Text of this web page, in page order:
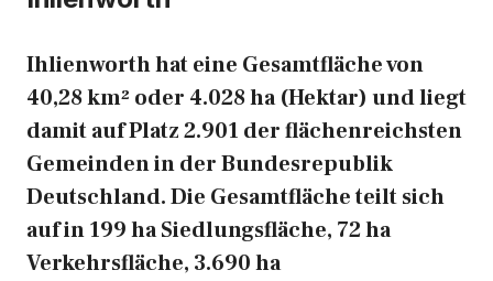
Ihlienworth hat eine Gesamtfläche von
40,28 km² oder 4.028 ha (Hektar) und liegt
damit auf Platz 2.901 der flächenreichsten
Gemeinden in der Bundesrepublik
Deutschland. Die Gesamtfläche teilt sich
auf in 199 ha Siedlungsfläche, 72 ha
Verkehrsfläche, 3.690 ha